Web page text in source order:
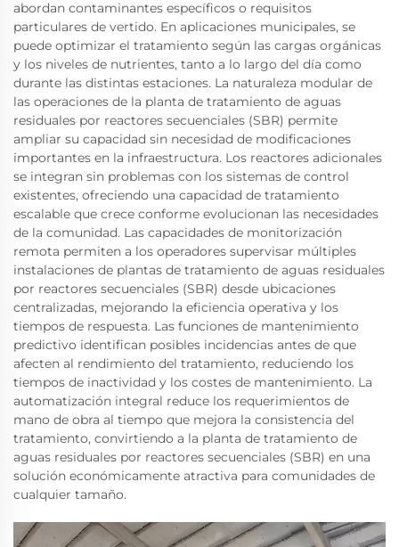
abordan contaminantes específicos o requisitos
particulares de vertido. En aplicaciones municipales, se
puede optimizar el tratamiento según las cargas orgánicas
y los niveles de nutrientes, tanto a lo largo del día como
durante las distintas estaciones. La naturaleza modular de
las operaciones de la planta de tratamiento de aguas
residuales por reactores secuenciales (SBR) permite
ampliar su capacidad sin necesidad de modificaciones
importantes en la infraestructura. Los reactores adicionales
se integran sin problemas con los sistemas de control
existentes, ofreciendo una capacidad de tratamiento
escalable que crece conforme evolucionan las necesidades
de la comunidad. Las capacidades de monitorización
remota permiten a los operadores supervisar múltiples
instalaciones de plantas de tratamiento de aguas residuales
por reactores secuenciales (SBR) desde ubicaciones
centralizadas, mejorando la eficiencia operativa y los
tiempos de respuesta. Las funciones de mantenimiento
predictivo identifican posibles incidencias antes de que
afecten al rendimiento del tratamiento, reduciendo los
tiempos de inactividad y los costes de mantenimiento. La
automatización integral reduce los requerimientos de
mano de obra al tiempo que mejora la consistencia del
tratamiento, convirtiendo a la planta de tratamiento de
aguas residuales por reactores secuenciales (SBR) en una
solución económicamente atractiva para comunidades de
cualquier tamaño.